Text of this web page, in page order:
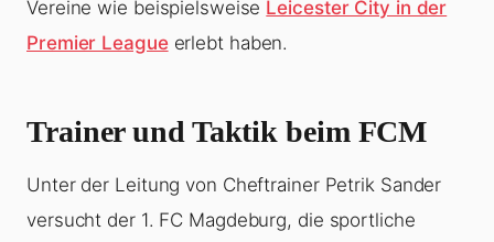
Vereine wie beispielsweise Leicester City in der
Premier Leagueerlebt haben.
Trainer und Taktik beim FCM
Unter der Leitung von Cheftrainer Petrik Sander
versucht der 1. FC Magdeburg, die sportliche